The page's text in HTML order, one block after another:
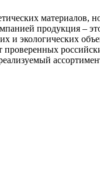
продукция –
и экологических